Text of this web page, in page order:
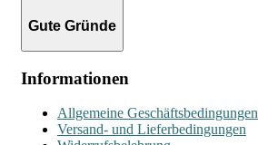
Gute Gründe
Informationen
Allgemeine Geschäftsbedingungen
Versand- und Lieferbedingungen